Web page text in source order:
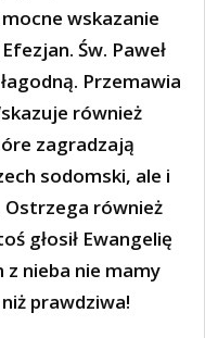
wskazanie
Św. Paweł
Przemawia
również
zagradzają
sodomski, ale i
również
głosił Ewangelię
z nieba nie mamy
prawdziwa!